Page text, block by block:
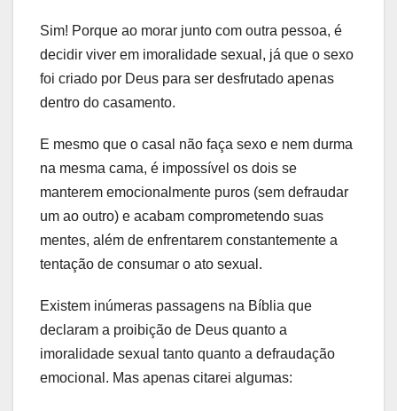
Sim! Porque ao morar junto com outra pessoa, é
decidir viver em imoralidade sexual, já que o sexo
foi criado por Deus para ser desfrutado apenas
dentro do casamento.
E mesmo que o casal não faça sexo e nem durma
na mesma cama, é impossível os dois se
manterem emocionalmente puros (sem defraudar
um ao outro) e acabam comprometendo suas
mentes, além de enfrentarem constantemente a
tentação de consumar o ato sexual.
Existem inúmeras passagens na Bíblia que
declaram a proibição de Deus quanto a
imoralidade sexual tanto quanto a defraudação
emocional. Mas apenas citarei algumas: